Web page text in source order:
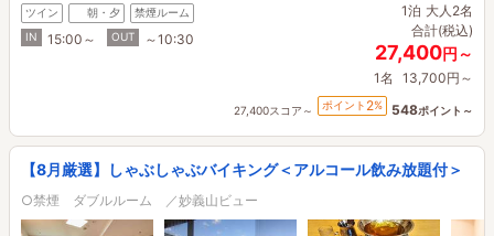
ツイン 朝・夕
禁煙ルーム
IN
15:00～ OUT ～10:30
1泊 大人2名
合計(税込)
27,400円～
1名 13,700円～
27,400スコア～ ポイント 2% 548ポイント～
【8月厳選】しゃぶしゃぶバイキング＜アルコール飲み放題付＞
○禁煙 ダブルルーム ／妙義山ビュー